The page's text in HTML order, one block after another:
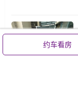
约车看房